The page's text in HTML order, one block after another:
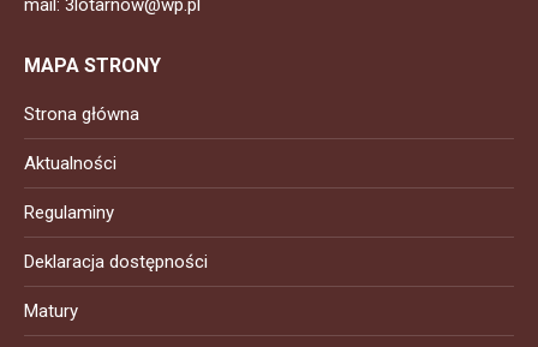
mail: 3lotarnow@wp.pl
MAPA STRONY
Strona główna
Aktualności
Regulaminy
Deklaracja dostępności
Matury